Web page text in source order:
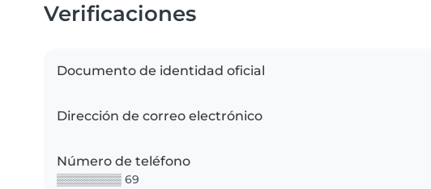
Verificaciones
Documento de identidad oficial
Dirección de correo electrónico
Número de teléfono
▒▒▒▒▒▒▒▒ 69